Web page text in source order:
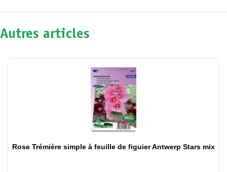
Autres articles
Rose Trémière simple à feuille de figuier Antwerp Stars mix